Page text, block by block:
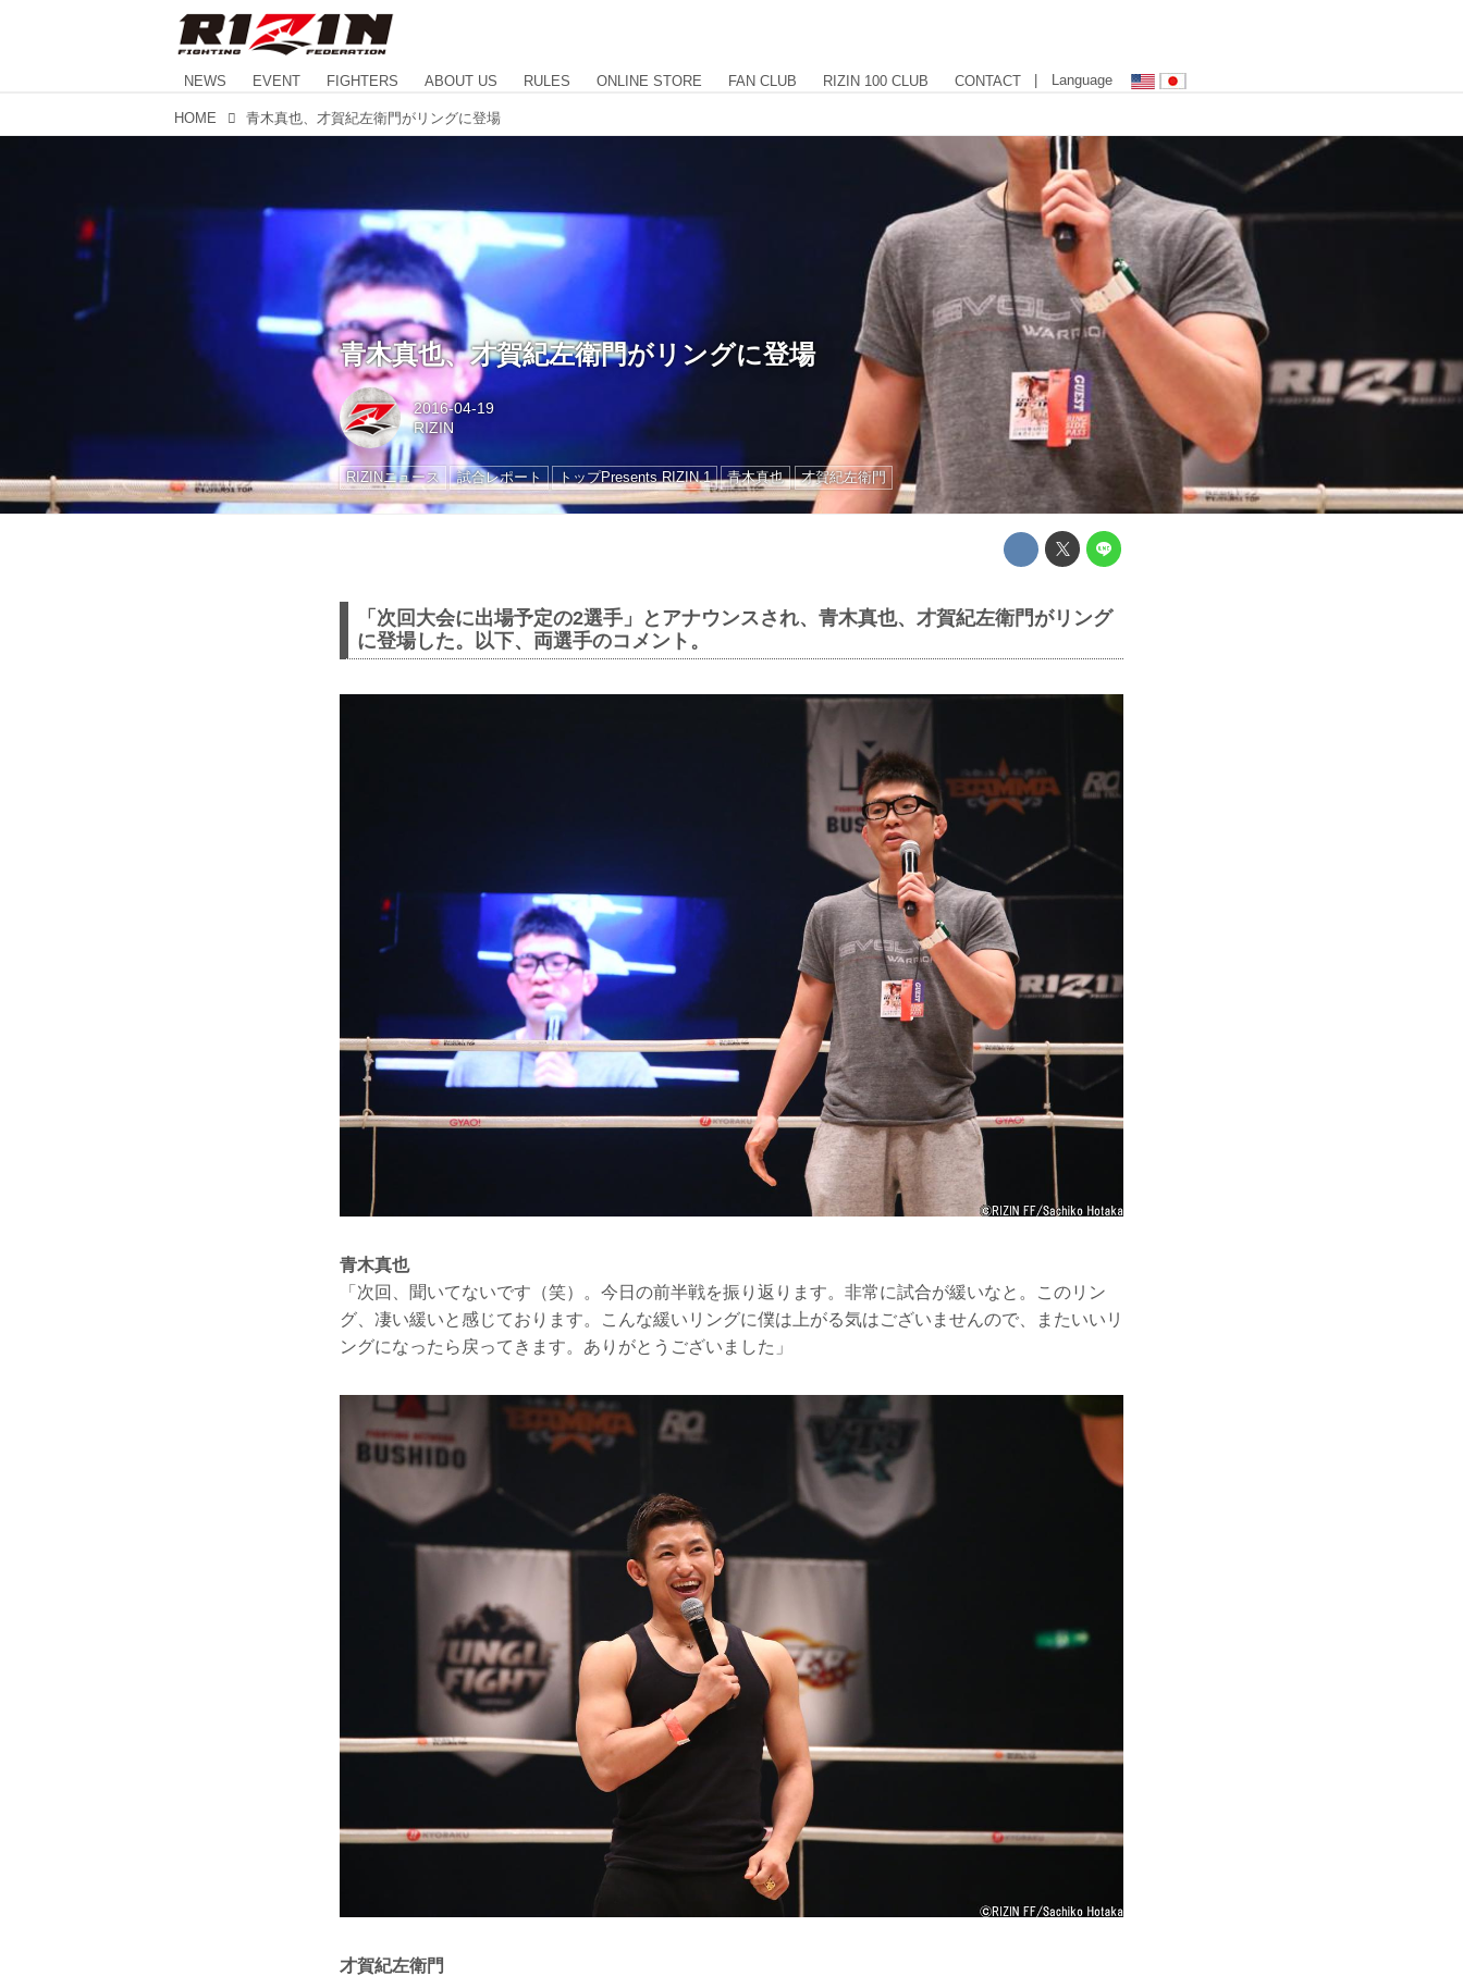
NEWS EVENT FIGHTERS ABOUT US RULES ONLINE STORE FAN CLUB RIZIN 100 CLUB CONTACT | Language
HOME 青木真也、才賀紀左衛門がリングに登場
青木真也、才賀紀左衛門がリングに登場
2016-04-19
RIZIN
RIZINニュース 試合レポート トップPresents RIZIN.1 青木真也 才賀紀左衛門
「次回大会に出場予定の2選手」とアナウンスされ、青木真也、才賀紀左衛門がリング
に登場した。以下、両選手のコメント。
青木真也
「次回、聞いてないです（笑）。今日の前半戦を振り返ります。非常に試合が緩いなと。このリン
グ、凄い緩いと感じております。こんな緩いリングに僕は上がる気はございませんので、またいいリ
ングになったら戻ってきます。ありがとうございました」
才賀紀左衛門